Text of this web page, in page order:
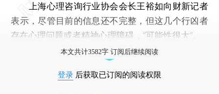
上海心理咨询行业协会会长王裕如向财新记者
表示，尽管目前的信息还不完整，但这几个行凶者
存在心理问题或者精神心理障碍，“可能性很大”。
本文共计3582字 订阅后继续阅读
登录 后获取已订阅的阅读权限